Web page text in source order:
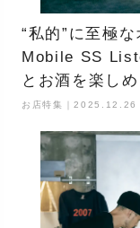
“私的”に至極
Mobile SS
とお酒を楽し
お店特集｜2025.12.26